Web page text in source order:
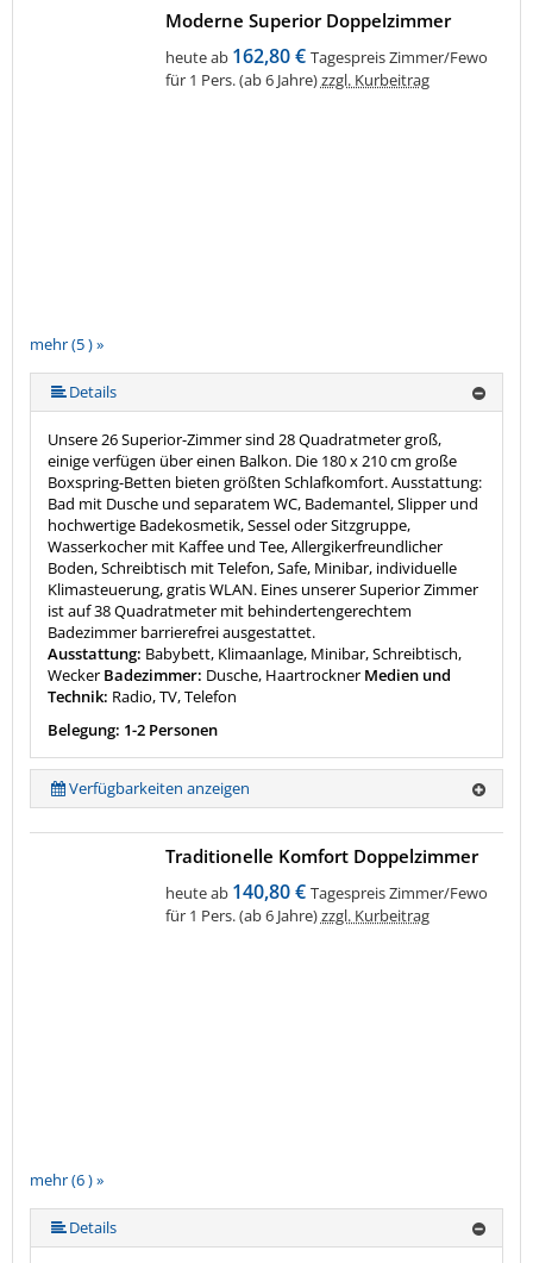
mehr (5 ) »
mehr (5 ) »
Moderne Superior Doppelzimmer
heute ab 162,80 € Tagespreis Zimmer/Fewo
für 1 Pers. (ab 6 Jahre)zzgl. Kurbeitrag
Details
Unsere 26 Superior-Zimmer sind 28 Quadratmeter groß,
einige verfügen über einen Balkon. Die 180 x 210 cm große
Boxspring-Betten bieten größten Schlafkomfort. Ausstattung:
Bad mit Dusche und separatem WC, Bademantel, Slipper und
hochwertige Badekosmetik, Sessel oder Sitzgruppe,
Wasserkocher mit Kaffee und Tee, Allergikerfreundlicher
Boden, Schreibtisch mit Telefon, Safe, Minibar, individuelle
Klimasteuerung, gratis WLAN. Eines unserer Superior Zimmer
ist auf 38 Quadratmeter mit behindertengerechtem
Badezimmer barrierefrei ausgestattet.
Ausstattung: Babybett, Klimaanlage, Minibar, Schreibtisch,
Wecker Badezimmer: Dusche, Haartrockner Medien und
Technik: Radio, TV, Telefon
Belegung: 1-2 Personen
Verfügbarkeiten anzeigen
mehr (6 ) »
mehr (6 ) »
mehr (6 ) »
Traditionelle Komfort Doppelzimmer
heute ab 140,80 € Tagespreis Zimmer/Fewo
für 1 Pers. (ab 6 Jahre)zzgl. Kurbeitrag
Details